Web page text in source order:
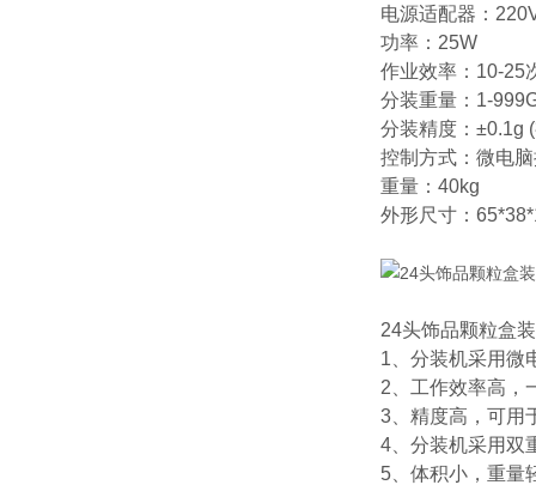
电源适配器：
功率：25W
作业效率：10-25
分装重量：1-
分装精度：±0.1g
控制方式：微电
重量：40kg
外形尺寸：
24头饰品颗粒盒
1、分装机采用微
2、工作效率高，
3、精度高，可用
4、分装机采用双
5、体积小，重量